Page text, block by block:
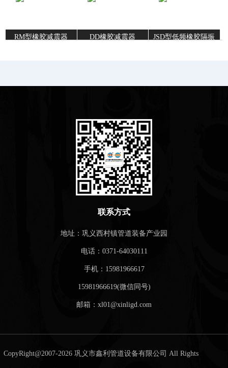
RM型橡胶减震器 DD橡胶减震器
JSD型低频橡胶隔振
联系方式
地址：巩义西村镇管道装备产业园
电话：0371-64030111
手机：15981966617
15981966619(微信同号)
邮箱：xl01@xinligd.com
CopyRight@2007-2026 巩义市鑫利管道设备有限公司 All Rights